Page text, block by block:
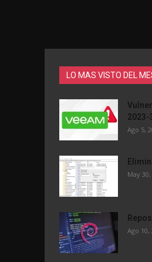
LO MAS VISTO DEL
2023-
Ago 5,
May 30,
Ago 10,